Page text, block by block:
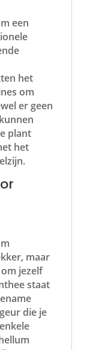
een
het
om
er geen
plant
het
maar
jezelf
staat
die je